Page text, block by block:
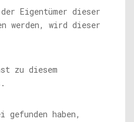
Eigentümer dieser
werden, wird dieser
zu diesem
haben,